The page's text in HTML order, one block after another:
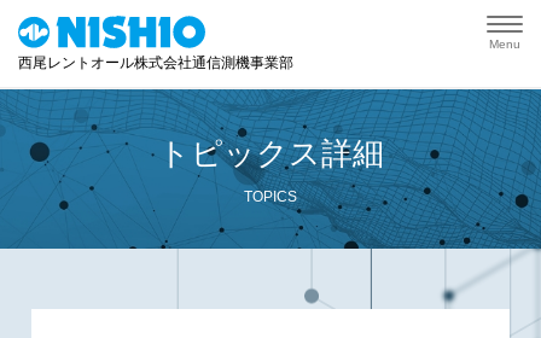
西尾レントオール株式会社通信測機事業部
Menu
トピックス詳細
TOPICS